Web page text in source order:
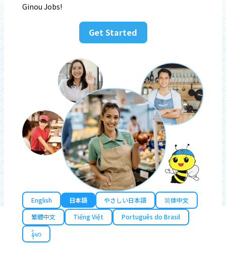
Ginou Jobs!
Get Started
English 日本語 やさしい日本語
简体中文
繁體中文
Tiếng Việt
Português do Brasil
န်မာ